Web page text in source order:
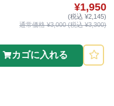
¥1,950
(税込 ¥2,145)
通常価格 ¥3,000 (税込 ¥3,300)
カゴに入れる